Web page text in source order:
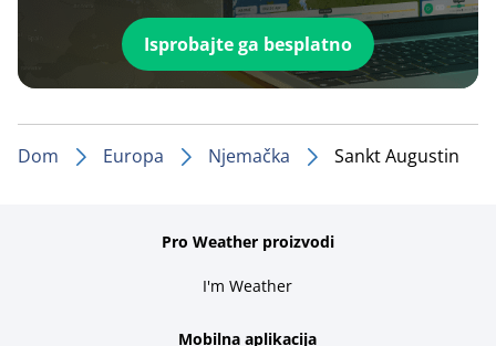
Isprobajte ga besplatno
Dom Europa Njemačka Sankt Augustin
Pro Weather proizvodi
I'm Weather
Mobilna aplikacija